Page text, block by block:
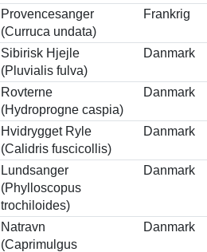
Provencesanger
(Curruca undata)
Frankrig
Sibirisk Hjejle
(Pluvialis fulva)
Danmark
Rovterne
(Hydroprogne caspia)
Danmark
Hvidrygget Ryle
(Calidris fuscicollis)
Danmark
Lundsanger
(Phylloscopus
trochiloides)
Danmark
Natravn
(Caprimulgus
Danmark